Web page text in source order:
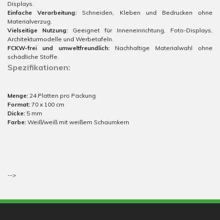
Displays.
Einfache Verarbeitung: Schneiden, Kleben und Bedrucken ohne
Materialverzug.
Vielseitige Nutzung: Geeignet für Inneneinrichtung, Foto-Displays,
Architekturmodelle und Werbetafeln.
FCKW-frei und umweltfreundlich: Nachhaltige Materialwahl ohne
schädliche Stoffe.
Spezifikationen:
Menge: 24 Platten pro Packung
Format: 70 x 100 cm
Dicke: 5 mm
Farbe: Weiß/weiß mit weißem Schaumkern
-->